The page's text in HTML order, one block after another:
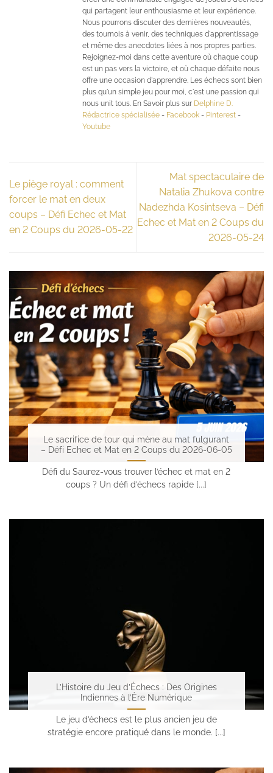
qui partagent leur enthousiasme et leur expérience.
Nous pourrons discuter des dernières nouveautés,
des tournois à venir, des techniques d'apprentissage
et même des anecdotes liées à nos propres parties.
Rejoignez-moi dans cette aventure où chaque coup
est un pas vers la victoire, et où chaque défaite nous
offre une occasion d'apprendre. Les échecs sont bien
plus qu'un simple jeu pour moi, c'est une passion qui
nous unit tous. En Savoir plus sur Delphine D.
Rédactrice spécialisée - Facebook - Pinterest -
Youtube
Le piège royal : comment
forcer le mat en deux
coups – Défi Echec et Mat
en 2 Coups du 2026-05-22
Mat spectaculaire de
Natalia Zhukova contre
Nadezhda Kosintseva – Défi
Echec et Mat en 2 Coups du
2026-05-24
Le sacrifice de tour qui mène au mat fulgurant
– Défi Echec et Mat en 2 Coups du 2026-06-05
Défi du Saurez-vous trouver l’échec et mat en 2
coups ? Un défi d’échecs rapide [...]
L’Histoire du Jeu d’Échecs : Des Origines
Indiennes à l’Ère Numérique
Le jeu d’échecs est le plus ancien jeu de
stratégie encore pratiqué dans le monde. [...]